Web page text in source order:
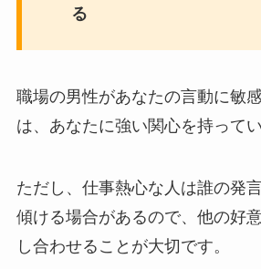
る
職場の男性があなたの言動に敏
は、あなたに強い関心を持って
ただし、仕事熱心な人は誰の発
傾ける場合があるので、他の好
し合わせることが大切です。